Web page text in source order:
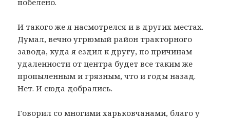
побелено.
И такого же я насмотрелся и в других местах.
Думал, вечно угрюмый район тракторного
завода, куда я ездил к другу, по причинам
удаленности от центра будет все таким же
пропыленным и грязным, что и годы назад.
Нет. И сюда добрались.
Говорил со многими харьковчанами, благо у